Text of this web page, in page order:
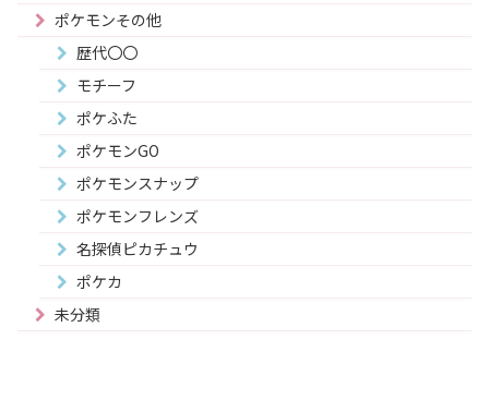
ポケモンその他
歴代〇〇
モチーフ
ポケふた
ポケモンGO
ポケモンスナップ
ポケモンフレンズ
名探偵ピカチュウ
ポケカ
未分類